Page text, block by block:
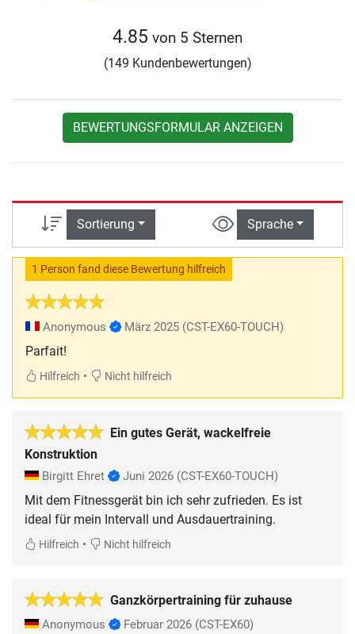
4.85 von 5 Sternen
(149 Kundenbewertungen)
BEWERTUNGSFORMULAR ANZEIGEN
Sortierung Sprache
1 Person fand diese Bewertung hilfreich
Anonymous März 2025 (CST-EX60-TOUCH)
Parfait!
Hilfreich • Nicht hilfreich
Ein gutes Gerät, wackelfreie
Konstruktion
Birgitt Ehret Juni 2026 (CST-EX60-TOUCH)
Mit dem Fitnessgerät bin ich sehr zufrieden. Es ist
ideal für mein Intervall und Ausdauertraining.
Hilfreich • Nicht hilfreich
Ganzkörpertraining für zuhause
Anonymous Februar 2026 (CST-EX60)